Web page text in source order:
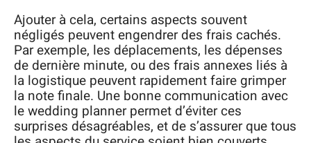
Ajouter à cela, certains aspects souvent
négligés peuvent engendrer des frais cachés.
Par exemple, les déplacements, les dépenses
de dernière minute, ou des frais annexes liés à
la logistique peuvent rapidement faire grimper
la note finale. Une bonne communication avec
le wedding planner permet d’éviter ces
surprises désagréables, et de s’assurer que tous